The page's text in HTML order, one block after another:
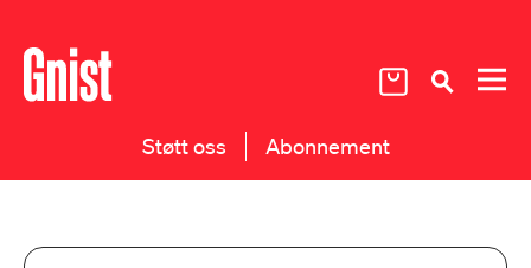
Støtt oss Abonnement